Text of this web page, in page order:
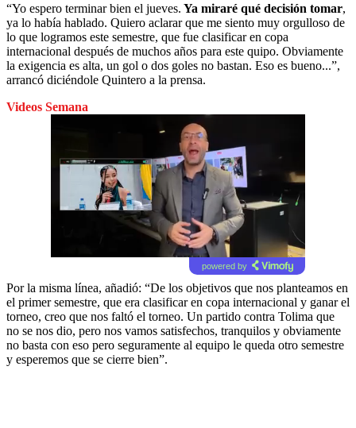
“Yo espero terminar bien el jueves. Ya miraré qué decisión tomar,
ya lo había hablado. Quiero aclarar que me siento muy orgulloso de
lo que logramos este semestre, que fue clasificar en copa
internacional después de muchos años para este quipo. Obviamente
la exigencia es alta, un gol o dos goles no bastan. Eso es bueno...”,
arrancó diciéndole Quintero a la prensa.
Videos Semana
powered by
Por la misma línea, añadió: “De los objetivos que nos planteamos en
el primer semestre, que era clasificar en copa internacional y ganar el
torneo, creo que nos faltó el torneo. Un partido contra Tolima que
no se nos dio, pero nos vamos satisfechos, tranquilos y obviamente
no basta con eso pero seguramente al equipo le queda otro semestre
y esperemos que se cierre bien”.